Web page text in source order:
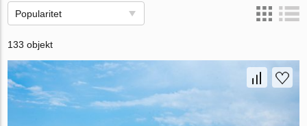
Popularitet
133 objekt